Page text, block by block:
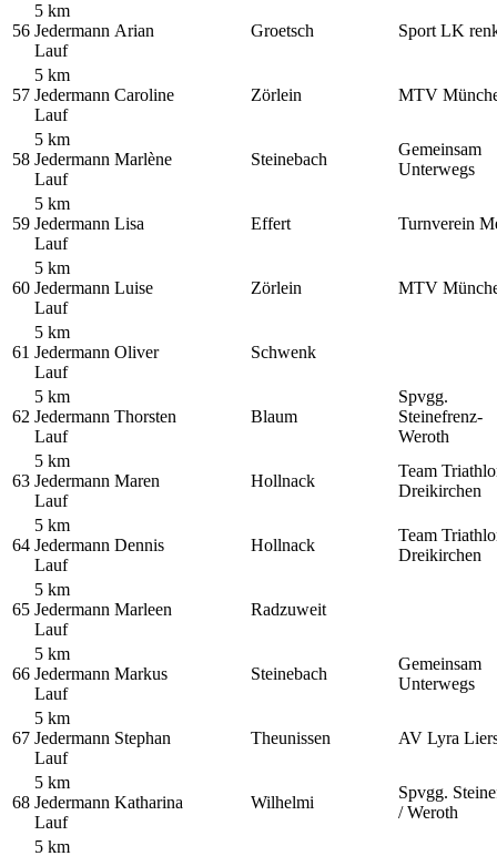
56
5 km
Jedermann
Lauf
Arian Groetsch Sport LK
57
5 km
Jedermann
Lauf
Caroline Zörlein MTV
58
5 km
Jedermann
Lauf
Marlène Steinebach
Gemeinsam
Unterwegs
59
5 km
Jedermann
Lauf
Lisa Effert Turnverein
60
5 km
Jedermann
Lauf
Luise Zörlein MTV
61
5 km
Jedermann
Lauf
Oliver Schwenk
62
5 km
Jedermann
Lauf
Thorsten Blaum
Spvgg.
Steinefrenz-
Weroth
63
5 km
Jedermann
Lauf
Maren Hollnack
Team
Dreikirchen
64
5 km
Jedermann
Lauf
Dennis Hollnack
Team
Dreikirchen
65
5 km
Jedermann
Lauf
Marleen Radzuweit
66
5 km
Jedermann
Lauf
Markus Steinebach
Gemeinsam
Unterwegs
67
5 km
Jedermann
Lauf
Stephan Theunissen AV Lyra
68
5 km
Jedermann
Lauf
Katharina Wilhelmi
Spvgg.
/ Weroth
5 km